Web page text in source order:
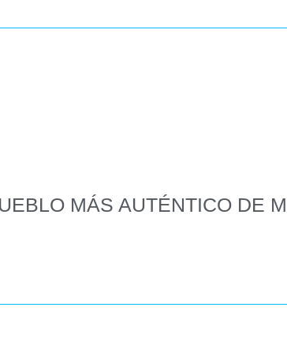
MÁS AUTÉNTICO DE